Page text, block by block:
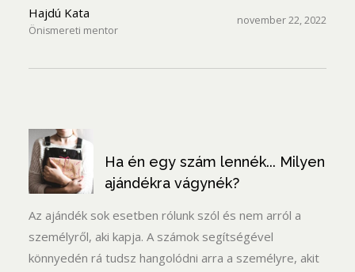
Hajdú Kata
Önismereti mentor
november 22, 2022
Ha én egy szám lennék... Milyen
ajándékra vágynék?
Az ajándék sok esetben rólunk szól és nem arról a
személyről, aki kapja. A számok segítségével
könnyedén rá tudsz hangolódni arra a személyre, akit